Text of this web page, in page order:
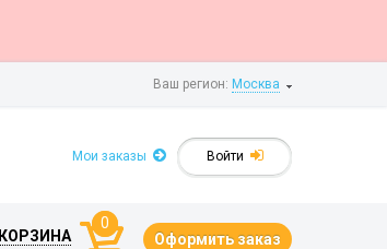
Ваш регион: Москва
Войти
Мои заказы
КОРЗИНА
0
Оформить заказ